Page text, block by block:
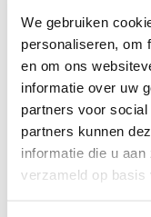
We gebruiken
personaliseren, om
en om ons
informatie over uw
partners voor
partners kunnen
informatie die u
verzameld op basis
een grotere; de
nog veel verder dan je
Jouw keuken
Bij ons hoef je niet in
vernieuwde keuken te
Veendam namelijk
te